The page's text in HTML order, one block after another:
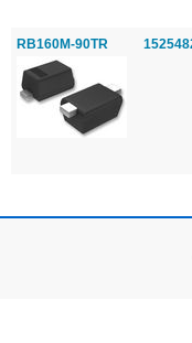
RB160M-90TR